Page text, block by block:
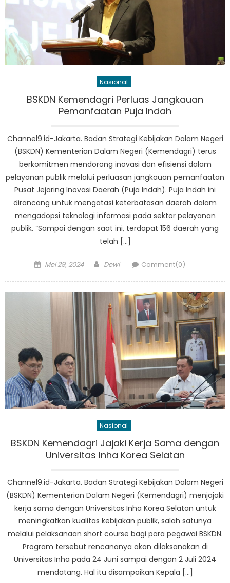
Nasional
BSKDN Kemendagri Perluas Jangkauan
Pemanfaatan Puja Indah
Channel9.id-Jakarta. Badan Strategi Kebijakan Dalam Negeri
(BSKDN) Kementerian Dalam Negeri (Kemendagri) terus
berkomitmen mendorong inovasi dan efisiensi dalam
pelayanan publik melalui perluasan jangkauan pemanfaatan
Pusat Jejaring Inovasi Daerah (Puja Indah). Puja Indah ini
dirancang untuk mengatasi keterbatasan daerah dalam
mengadopsi teknologi informasi pada sektor pelayanan
publik. “Sampai dengan saat ini, terdapat 156 daerah yang
telah […]
Posted
Mei 29, 2024 Author
Dewi Comment(0)
Nasional
BSKDN Kemendagri Jajaki Kerja Sama dengan
Universitas Inha Korea Selatan
Channel9.id-Jakarta. Badan Strategi Kebijakan Dalam Negeri
(BSKDN) Kementerian Dalam Negeri (Kemendagri) menjajaki
kerja sama dengan Universitas Inha Korea Selatan untuk
meningkatkan kualitas kebijakan publik, salah satunya
melalui pelaksanaan short course bagi para pegawai BSKDN.
Program tersebut rencananya akan dilaksanakan di
Universitas Inha pada 24 Juni sampai dengan 2 Juli 2024
mendatang. Hal itu disampaikan Kepala […]